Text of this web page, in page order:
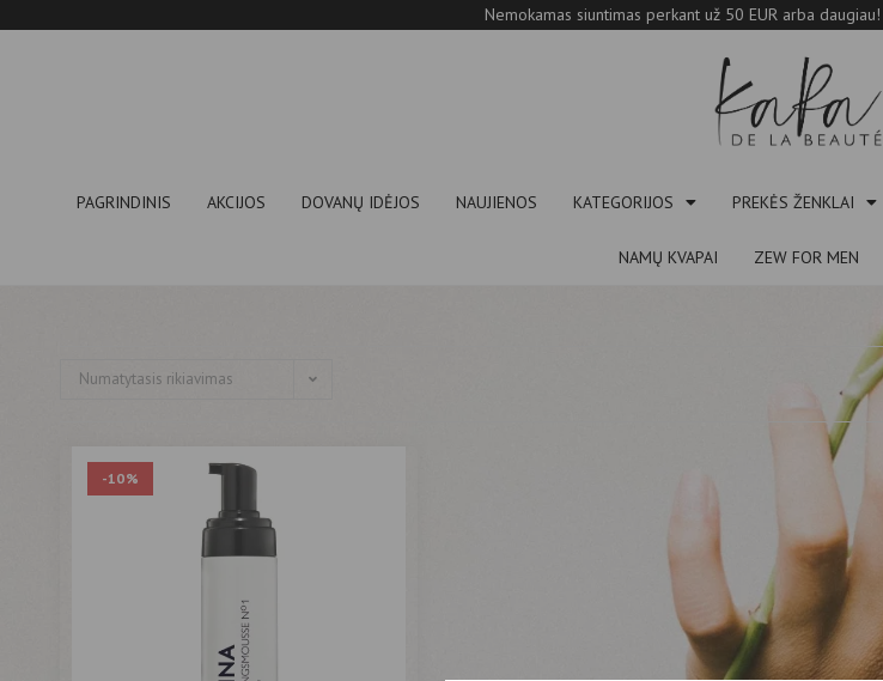
Nemokamas siuntimas perkant už 50 EUR arba daugiau!
PAGRINDINIS AKCIJOS DOVANŲ IDĖJOS NAUJIENOS KATEGORIJOS PREKĖS ŽENKLAI
NAMŲ KVAPAI ZEW FOR MEN
Numatytasis rikiavimas
-10%